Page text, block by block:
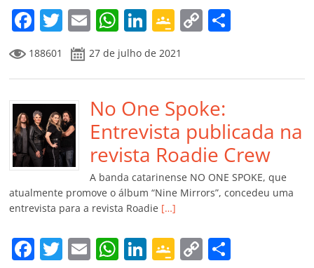
m
F
a
c
e
b
o
o
k
T
w
itt
er
E
m
ai
l
W
h
at
s
A
p
p
Li
n
k
e
dI
n
G
o
o
gl
e
Cl
a
ss
ro
o
m
C
y
Li
n
k
p
til
h
ar
188601 27 de julho de 2021
No One Spoke:
Entrevista publicada na
revista Roadie Crew
A banda catarinense NO ONE SPOKE, que
atualmente promove o álbum “Nine Mirrors”, concedeu uma
entrevista para a revista Roadie […]
F T E W Li G C